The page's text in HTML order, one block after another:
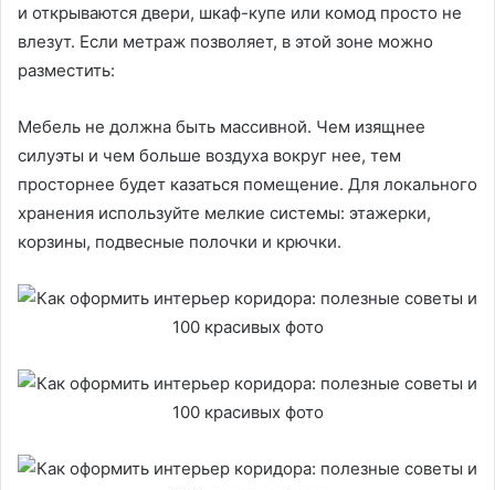
и открываются двери, шкаф-купе или комод просто не
влезут. Если метраж позволяет, в этой зоне можно
разместить:
Мебель не должна быть массивной. Чем изящнее
силуэты и чем больше воздуха вокруг нее, тем
просторнее будет казаться помещение. Для локального
хранения используйте мелкие системы: этажерки,
корзины, подвесные полочки и крючки.